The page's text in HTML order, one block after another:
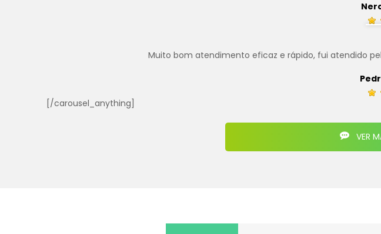
Muito bom atendimento eficaz e rápido, fui atendido
[/carousel_anything]
VER